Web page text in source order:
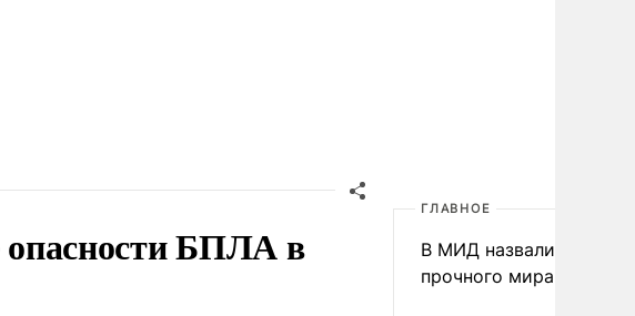
опасности БПЛА в
ГЛАВНОЕ
В МИД назвали условия
прочного мира на